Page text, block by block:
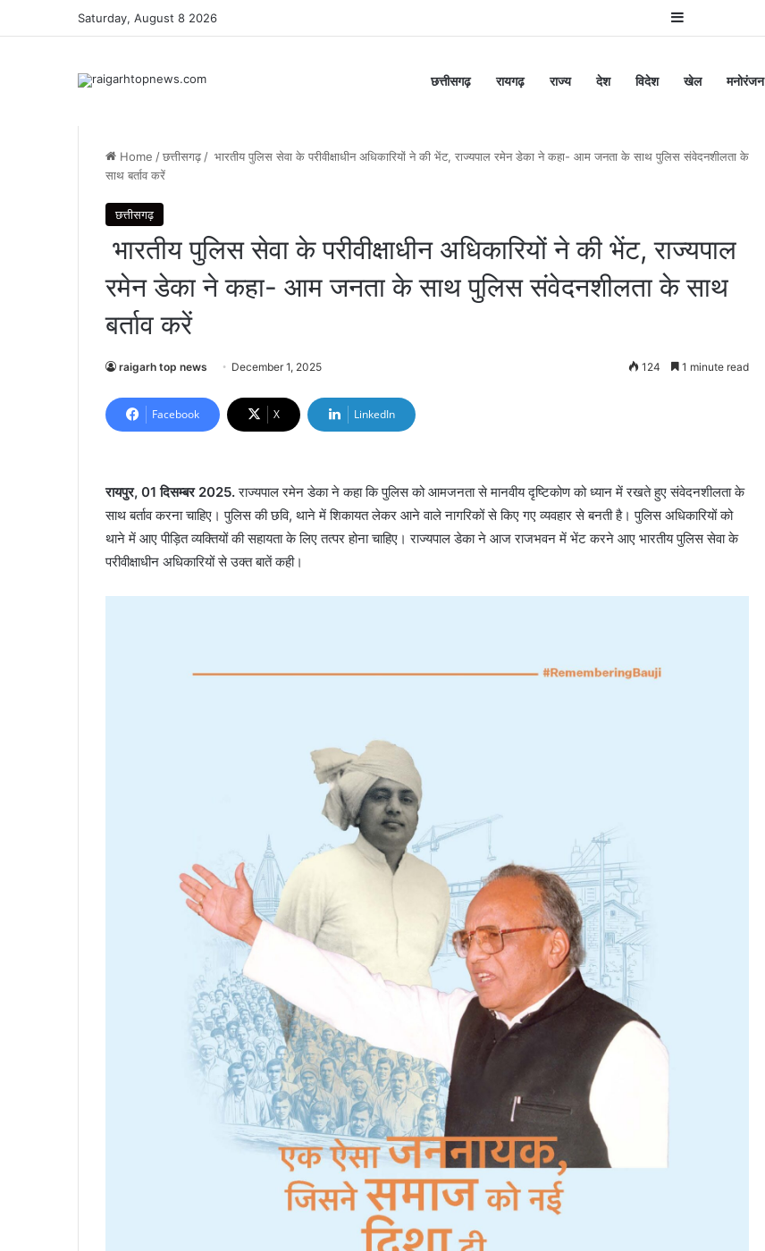
Saturday, August 8 2026 Sidebar
छत्तीसगढ़ रायगढ़ राज्य देश विदेश खेल मनोरंजन
Home /छत्तीसगढ़ / भारतीय पुलिस सेवा के परीवीक्षाधीन अधिकारियों ने की भेंट, राज्यपाल रमेन डेका ने कहा- आम जनता के साथ पुलिस संवेदनशीलता के
साथ बर्ताव करें
छत्तीसगढ़
भारतीय पुलिस सेवा के परीवीक्षाधीन अधिकारियों ने की भेंट, राज्यपाल
रमेन डेका ने कहा- आम जनता के साथ पुलिस संवेदनशीलता के साथ
बर्ताव करें
raigarh top news December 1, 2025 124 1 minute read
Facebook X LinkedIn
रायपुर, 01 दिसम्बर 2025.राज्यपाल रमेन डेका ने कहा कि पुलिस को आमजनता से मानवीय दृष्टिकोण को ध्यान में रखते हुए संवेदनशीलता के
साथ बर्ताव करना चाहिए। पुलिस की छवि, थाने में शिकायत लेकर आने वाले नागरिकों से किए गए व्यवहार से बनती है। पुलिस अधिकारियों को
थाने में आए पीड़ित व्यक्तियों की सहायता के लिए तत्पर होना चाहिए। राज्यपाल डेका ने आज राजभवन में भेंट करने आए भारतीय पुलिस सेवा के
परीवीक्षाधीन अधिकारियों से उक्त बातें कही।